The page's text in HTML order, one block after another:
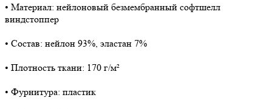
• Материал: нейлоновый безмембранный софтшелл
виндстоппер
• Состав: нейлон 93%, эластан 7%
• Плотность ткани: 170 г/м²
• Фурнитура: пластик